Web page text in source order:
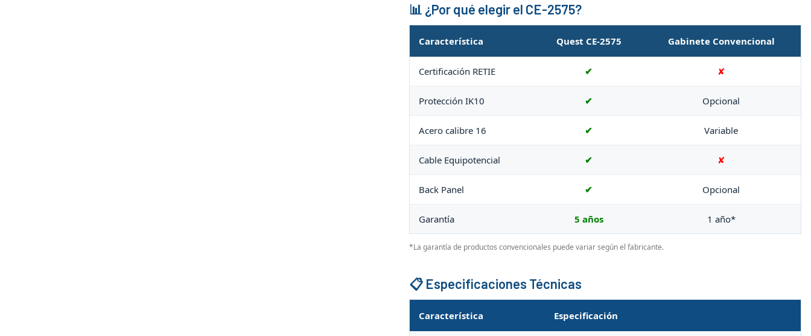
📊 ¿Por qué elegir el CE-2575?
Característica Quest CE-2575 Gabinete Convencional
Certificación RETIE ✔ ✘
Protección IK10 ✔ Opcional
Acero calibre 16 ✔ Variable
Cable Equipotencial ✔ ✘
Back Panel ✔ Opcional
Garantía 5 años 1 año*
*La garantía de productos convencionales puede variar según el fabricante.
📋 Especificaciones Técnicas
Característica Especificación